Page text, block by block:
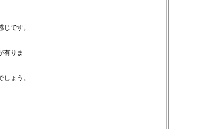
です。
有りま
ょう。